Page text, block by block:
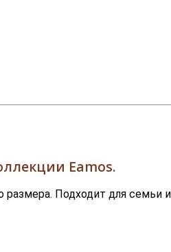
Eamos.
Подходит для семьи